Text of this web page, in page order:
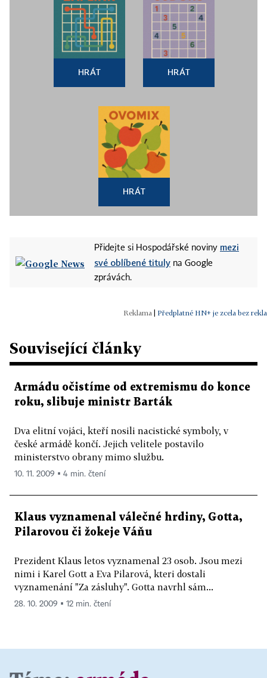
HRÁT HRÁT
HRÁT
Přidejte si Hospodářské noviny mezi
své oblíbené tituly na Google
zprávách.
Předplatné HN+ je zcela bez
Související články
Armádu očistíme od extremismu do konce
roku, slibuje ministr Barták
Dva elitní vojáci, kteří nosili nacistické symboly, v
české armádě končí. Jejich velitele postavilo
ministerstvo obrany mimo službu.
10. 11. 2009 ▪ 4 min. čtení
Klaus vyznamenal válečné hrdiny, Gotta,
Pilarovou či žokeje Váňu
Prezident Klaus letos vyznamenal 23 osob. Jsou mezi
nimi i Karel Gott a Eva Pilarová, kteri dostali
vyznamenání "Za zásluhy". Gotta navrhl sám...
28. 10. 2009 ▪ 12 min. čtení